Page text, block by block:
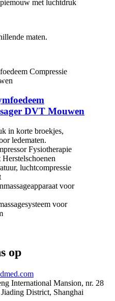
met luchtdruk
maten.
DVT Mouwen
in korte broekjes,
ledematen.
Fysiotherapie
Herstelschoenen
luchtcompressie
voor
voor
op
International Mansion, nr. 28
District, Shanghai